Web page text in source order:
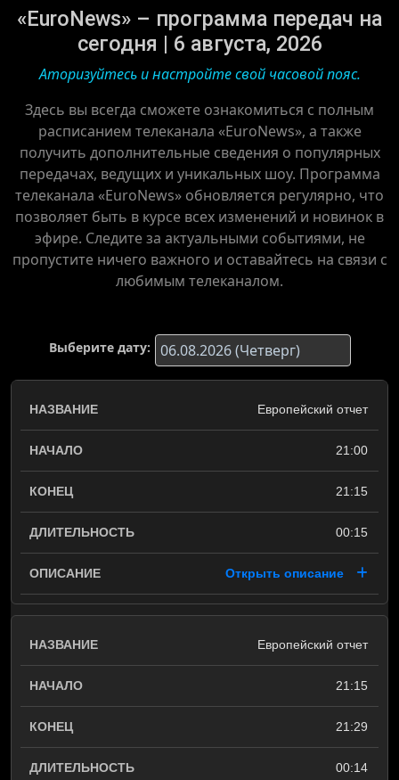
«EuroNews» – программа передач на
сегодня | 6 августа, 2026
Аторизуйтесь и настройте свой часовой пояс.
Здесь вы всегда сможете ознакомиться с полным
расписанием телеканала «EuroNews», а также
получить дополнительные сведения о популярных
передачах, ведущих и уникальных шоу. Программа
телеканала «EuroNews» обновляется регулярно, что
позволяет быть в курсе всех изменений и новинок в
эфире. Следите за актуальными событиями, не
пропустите ничего важного и оставайтесь на связи с
любимым телеканалом.
Выберите дату:
Европейский отчет
21:00
21:15
00:15
Открыть описание
Европейский отчет
21:15
21:29
00:14